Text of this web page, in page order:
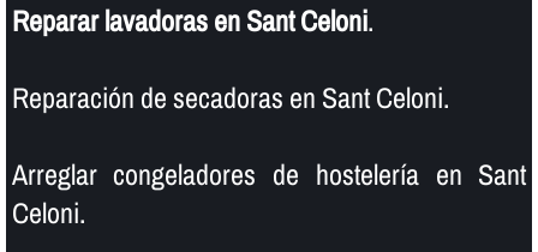
Reparar lavadoras en Sant Celoni.
Reparación de secadoras en Sant Celoni.
Arreglar congeladores de hostelerí­a en Sant
Celoni.